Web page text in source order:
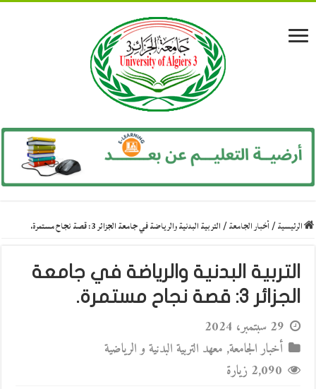
الرئيسية/أخبار الجامعة/التربية البدنية والرياضة في جامعة الجزائر 3: قصة نجاح مستمرة.
التربية البدنية والرياضة في جامعة
الجزائر 3: قصة نجاح مستمرة.
29 سبتمبر، 2024
أخبار الجامعة, معهد التربية البدنية و الرياضية
2,090 زيارة